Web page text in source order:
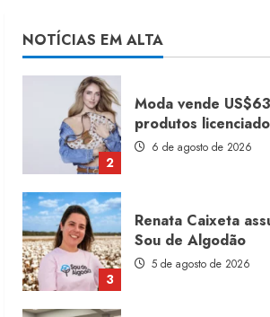
NOTÍCIAS EM ALTA
2
6 de agosto de 2026
3
Renata Caixeta
Sou de Algodão
5 de agosto de 2026
4
Fakini prevê
receita em 2026
4 de agosto de 2026